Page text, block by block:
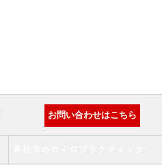
お問い合わせはこちら